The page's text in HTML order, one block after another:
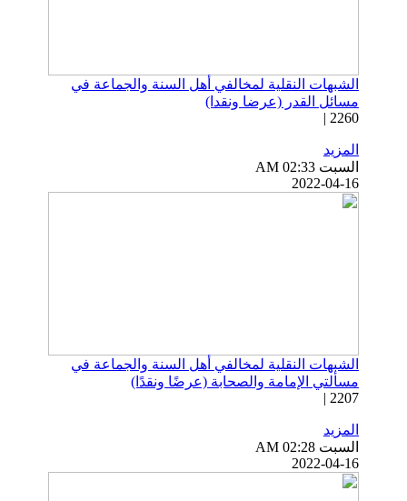
الشبهات النقلية لمخالفي أهل السنة والجماعة في
مسائل القدر (عرضا ونقدا)
2260 |
المزيد
السبت AM 02:33
2022-04-16
الشبهات النقلية لمخالفي أهل السنة والجماعة في
مسألتي الإمامة والصحابة (عرضًا ونقدًا)
2207 |
المزيد
السبت AM 02:28
2022-04-16